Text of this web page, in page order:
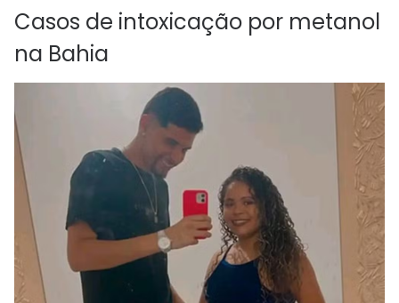
Casos de intoxicação por metanol
na Bahia